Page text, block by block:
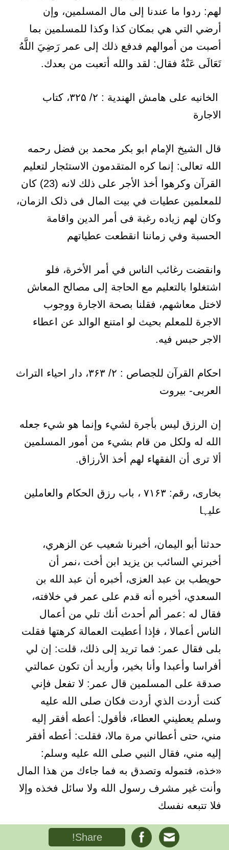
لهم: ردوا ما عندنا إلى مال المسلمين، وإن
أرضي التي هي بمكان كذا وكذا للمسلمين بما
أصبت من أموالهم فدفع ذلك إلى عمر رَضِيَ اللَّهُ
تَعَالَى عَنْهُ فقال: لقد والله أتعبت من بعدك.
الخانيه على هامش الهندية : ۲/ ۳۲۵، کتاب
الاجارة
قال الشيخ الإمام ابو بکر محمد بن فضل رحمه
الله تعالى: إنما كره المتقدمون الاستئجار لتعليم
القرآن وكرهوا أخذ الأجر على ذلك لانه (23) كان
للمعلمين عطيات في بيت المال فی ذلک الزمان،
وكان لهم زياده رغبة فى أمر الدين واقامة
الحسبة وفي زماننا انقطعت عطياتهم
وانقضت رغائب الناس في أمر الأخرة، فلو
اشتغلوا بالتعليم مع الحاجة إلى مصالح المعاش
لاختل معاشهم، فقلنا بصحة الاجارة ووجوب
الاجرة للمعلم بحيث لو امتنع الوالد عن اعطاء
الاجر حبس فيه.
احکام القرآن للجصاص : ۲/ ۳۶۳، دار احیاء التراث
العربی- بیروت
إن الرزق ليس بأجرة لشيء وإنما هو شيء جعله
الله له ولكل من قام بشيء من أمور المسلمين
ألا ترى أن الفقهاء لهم أخذ الأرزاق.
بخاری، رقم: ۷۱۶۳ ، باب رزق الحكام والعاملین
علیہا
حدثنا أبو اليمان، أخبرنا شعيب عن الزهري،
أخبرني السائب بن يزيد ابن أخت ،نمر أن
حويطب بن عبد العزى، أخبره أن عبد الله بن
السعدي، أخبره أنه قدم على عمر في خلافته،
فقال له :عمر ألم أحدث أنك تلي من أعمال
الناس أعمالا ، فإذا أعطيت العمالة كرهتها فقلت
بلى فقال عمر: فما تريد إلى ذلك، قلت: إن لي
أفراسا وأعبدا وأنا بخير، وأريد أن تكون عمالتي
صدقة على المسلمين قال عمر: لا تفعل فإني
كنت أردت الذي أردت فكان صلی الله عليه
وسلم يعطيني العطاء، فأقول: أعطه أفقر إليه
مني، حتى أعطاني مرة مالا، فقلت: أعطه أفقر
إليه مني، فقال النبي صلى الله عليه وسلم:
«خذه، فتموله وتصدق به فما جاءك من هذا المال
وأنت غير مشرف رسول الله ولا سائل فخذه وإلا
فلا تتبعه نفسك
فتح الباری: ۱۳ / ۱۵۴، دار المعرفة ، بیروت Share!